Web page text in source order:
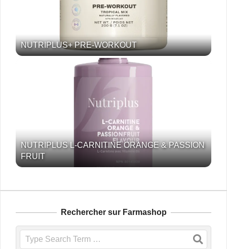
NUTRIPLUS+ PRE-WORKOUT
NUTRIPLUS L-CARNITINE ORANGE & PASSION
FRUIT
Rechercher sur Farmashop
Search